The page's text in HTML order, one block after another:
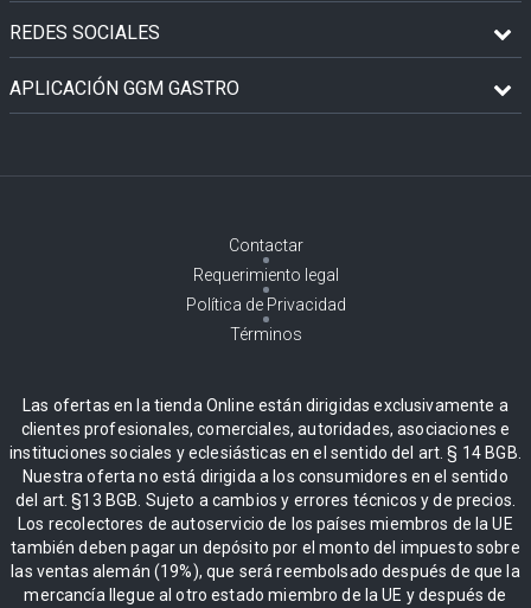
REDES SOCIALES
APLICACIÓN GGM GASTRO
Contactar
Requerimiento legal
Política de Privacidad
Términos
Las ofertas en la tienda Online están dirigidas exclusivamente a
clientes profesionales, comerciales, autoridades, asociaciones e
instituciones sociales y eclesiásticas en el sentido del art. § 14 BGB.
Nuestra oferta no está dirigida a los consumidores en el sentido
del art. §13 BGB. Sujeto a cambios y errores técnicos y de precios.
Los recolectores de autoservicio de los países miembros de la UE
también deben pagar un depósito por el monto del impuesto sobre
las ventas alemán (19%), que será reembolsado después de que la
mercancía llegue al otro estado miembro de la UE y después de